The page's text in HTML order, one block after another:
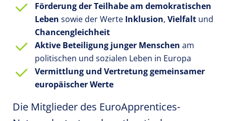
Förderung der Teilhabe am demokratischen
Leben sowie der Werte Inklusion, Vielfalt und
Chancengleichheit
Aktive Beteiligung junger Menschen am
politischen und sozialen Leben in Europa
Vermittlung und Vertretung gemeinsamer
europäischer Werte
Die Mitglieder des EuroApprentices-